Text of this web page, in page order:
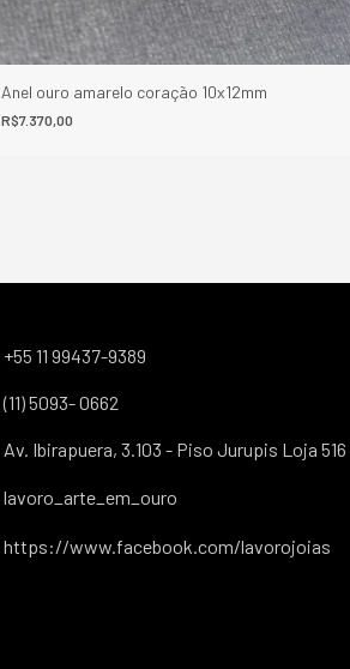
Anel ouro amarelo coração 10x12mm
R$7.370,00
+55 11 99437-9389
(11) 5093- 0662
Av. Ibirapuera, 3.103 - Piso Jurupis Loja 516
lavoro_arte_em_ouro
https://www.facebook.com/lavorojoias